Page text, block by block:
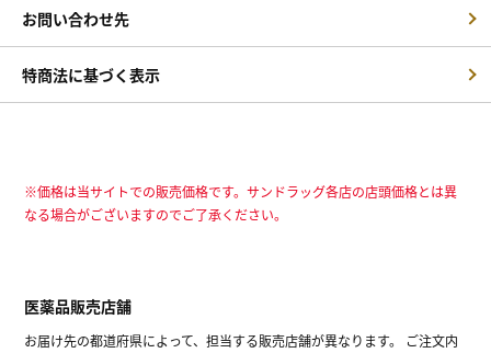
お問い合わせ先
特商法に基づく表示
※価格は当サイトでの販売価格です。サンドラッグ各店の店頭価格とは異
なる場合がございますのでご了承ください。
医薬品販売店舗
お届け先の都道府県によって、担当する販売店舗が異なります。 ご注文内